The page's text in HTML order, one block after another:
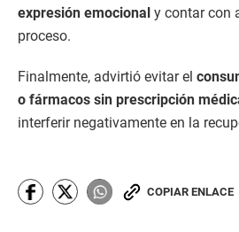
expresión emocional y contar con
proceso.
Finalmente, advirtió evitar el
o fármacos sin prescripción
interferir negativamente en la
COPIAR ENLACE